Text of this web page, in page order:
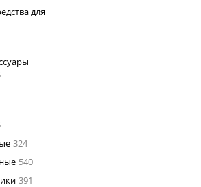
для
324
540
391